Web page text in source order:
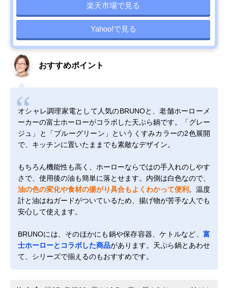
楽天市場で見る
Yahoo!で見る
おすすめポイント
オシャレ調理家電として人気のBRUNOと、老舗ホーローメ
ーカーの富士ホーローがコラボした天ぷら鍋です。「グレー
ジュ」と「ブルーグリーン」というくすみカラーの2色展開
で、キッチンに置いたままでも素敵なデザイン。
もちろん機能性も高く、ホーローならではの手入れのしやす
さで、使用後の油も簡単に落とせます。内側は白色なので、
油の色の変化や食材の揚がり具合もよくわかって便利 。温度
計と油はねガードがついているため、揚げ物が苦手な人でも
安心して使えます。
BRUNOには、そのほかにも鍋や保存容器、ケトルなど、 富
士ホーローとコラボした商品があります。天ぷら鍋とあわせ
て、シリーズで揃えるのもおすすめです。